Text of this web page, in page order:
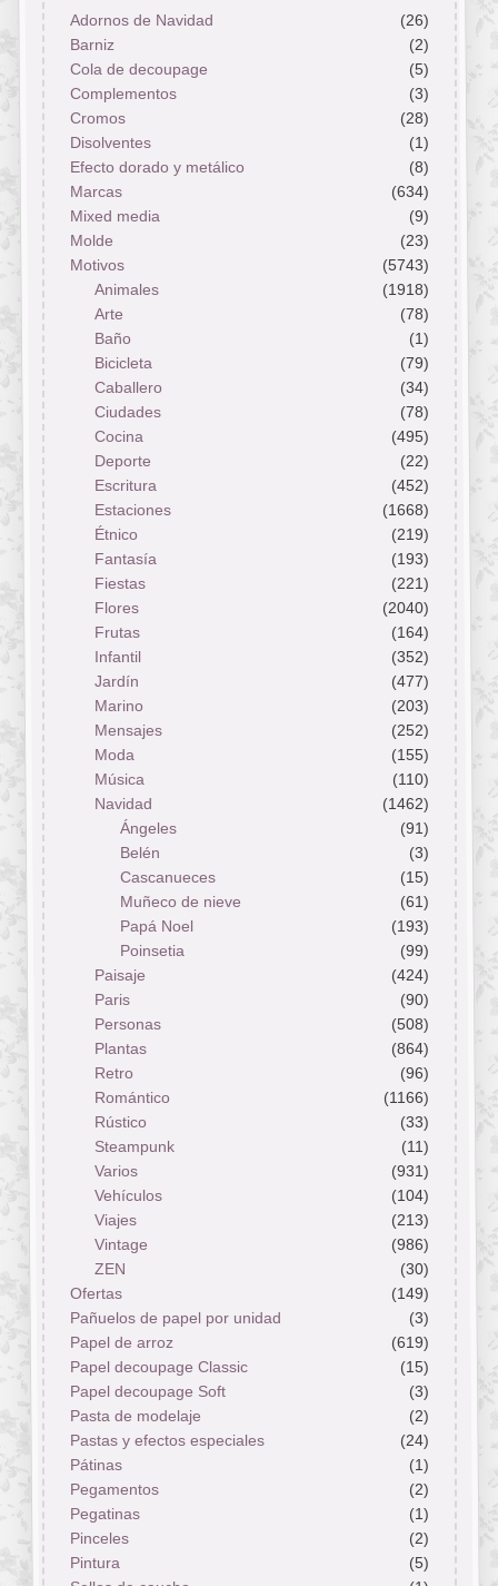
Adornos de Navidad
(26)
Barniz
(2)
Cola de decoupage
(5)
Complementos
(3)
Cromos
(28)
Disolventes
(1)
Efecto dorado y metálico
(8)
Marcas
(634)
Mixed media
(9)
Molde
(23)
Motivos
(5743)
Animales
(1918)
Arte
(78)
Baño
(1)
Bicicleta
(79)
Caballero
(34)
Ciudades
(78)
Cocina
(495)
Deporte
(22)
Escritura
(452)
Estaciones
(1668)
Étnico
(219)
Fantasía
(193)
Fiestas
(221)
Flores
(2040)
Frutas
(164)
Infantil
(352)
Jardín
(477)
Marino
(203)
Mensajes
(252)
Moda
(155)
Música
(110)
Navidad
(1462)
Ángeles
(91)
Belén
(3)
Cascanueces
(15)
Muñeco de nieve
(61)
Papá Noel
(193)
Poinsetia
(99)
Paisaje
(424)
Paris
(90)
Personas
(508)
Plantas
(864)
Retro
(96)
Romántico
(1166)
Rústico
(33)
Steampunk
(11)
Varios
(931)
Vehículos
(104)
Viajes
(213)
Vintage
(986)
ZEN
(30)
Ofertas
(149)
Pañuelos de papel por unidad
(3)
Papel de arroz
(619)
Papel decoupage Classic
(15)
Papel decoupage Soft
(3)
Pasta de modelaje
(2)
Pastas y efectos especiales
(24)
Pátinas
(1)
Pegamentos
(2)
Pegatinas
(1)
Pinceles
(2)
Pintura
(5)